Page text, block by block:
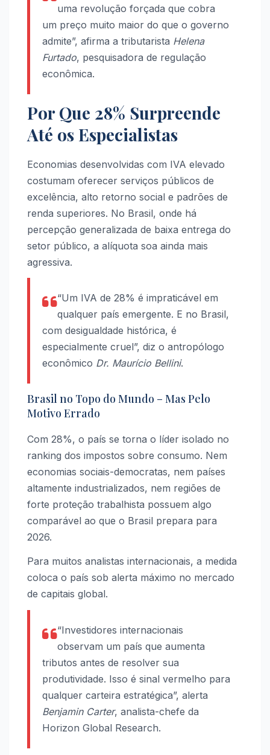
uma revolução forçada que cobra
um preço muito maior do que o governo
admite”, afirma a tributarista Helena
Furtado, pesquisadora de regulação
econômica.
Por Que 28% Surpreende
Até os Especialistas
Economias desenvolvidas com IVA elevado
costumam oferecer serviços públicos de
excelência, alto retorno social e padrões de
renda superiores. No Brasil, onde há
percepção generalizada de baixa entrega do
setor público, a alíquota soa ainda mais
agressiva.
“Um IVA de 28% é impraticável em
qualquer país emergente. E no Brasil,
com desigualdade histórica, é
especialmente cruel”, diz o antropólogo
econômico Dr. Maurício Bellini.
Brasil no Topo do Mundo – Mas Pelo
Motivo Errado
Com 28%, o país se torna o líder isolado no
ranking dos impostos sobre consumo. Nem
economias sociais-democratas, nem países
altamente industrializados, nem regiões de
forte proteção trabalhista possuem algo
comparável ao que o Brasil prepara para
2026.
Para muitos analistas internacionais, a medida
coloca o país sob alerta máximo no mercado
de capitais global.
“Investidores internacionais
observam um país que aumenta
tributos antes de resolver sua
produtividade. Isso é sinal vermelho para
qualquer carteira estratégica”, alerta
Benjamin Carter, analista-chefe da
Horizon Global Research.